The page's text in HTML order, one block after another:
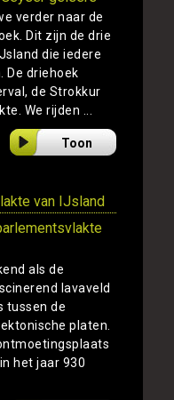
verder naar de
Dit zijn de drie
die iedere
De driehoek
de Strokkur
We rijden ...
Toon
van IJsland
als de
lavaveld
tussen de
platen.
het jaar 930